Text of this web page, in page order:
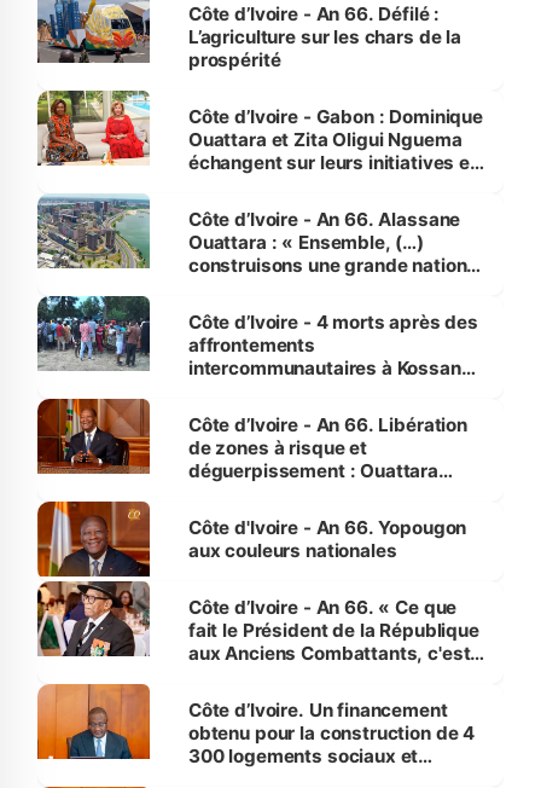
Côte d’Ivoire - An 66. Défilé :
L’agriculture sur les chars de la
prospérité
Côte d’Ivoire - Gabon : Dominique
Ouattara et Zita Oligui Nguema
échangent sur leurs initiatives en
enfants
Côte d’Ivoire - An 66. Alassane
Ouattara : « Ensemble, (…)
construisons une grande nation
générations futures »
Côte d’Ivoire - 4 morts après des
affrontements
intercommunautaires à Kossandji
milieu des sinistrés
Côte d’Ivoire - An 66. Libération
de zones à risque et
déguerpissement : Ouattara
l'Etat de droit pour préserver les
vies humaines »
Côte d'Ivoire - An 66. Yopougon
aux couleurs nationales
Côte d’Ivoire - An 66. « Ce que
fait le Président de la République
aux Anciens Combattants, c'est
Côte d’Ivoire. Un financement
obtenu pour la construction de 4
300 logements sociaux et